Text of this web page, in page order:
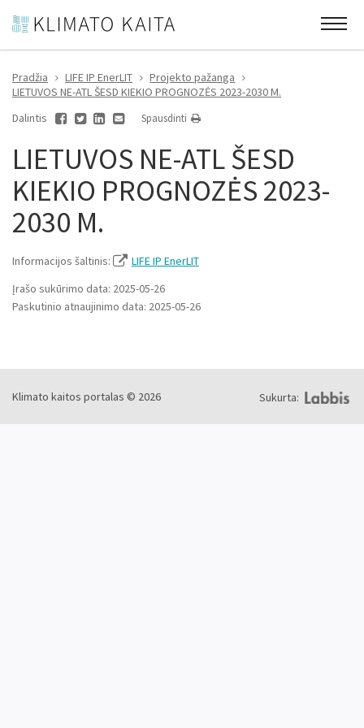
Pradžia LIFE IP EnerLIT
Projekto pažanga
LIETUVOS NE-ATL ŠESD KIEKIO PROGNOZĖS 2023-2030 M.
Dalintis
Spausdinti
LIETUVOS NE-ATL ŠESD
KIEKIO PROGNOZĖS 2023-
2030 M.
Informacijos šaltinis:
LIFE IP EnerLIT
Įrašo sukūrimo data: 2025-05-26
Paskutinio atnaujinimo data: 2025-05-26
Klimato kaitos portalas © 2026 Sukurta: